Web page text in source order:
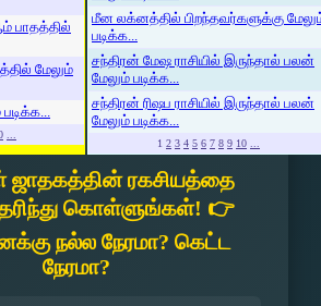
பாதத்தில்
மேலும்
...
மீன லக்னத்தில் பிறந்தவர்களுக்கு
படிக்க...
சந்திரன் மேஷ ராசியில் இருந்தால் பலன்
மேலும் படிக்க...
சந்திரன் ரிஷப ராசியில் இருந்தால் பலன்
மேலும் படிக்க...
1 2 3 4 5 6 7 8 9 10 ...
ஜாதகத்தின் ரகசியத்தை
கொள்ளுங்கள்! 👉
நல்ல நேரமா? கெட்ட
நேரமா?